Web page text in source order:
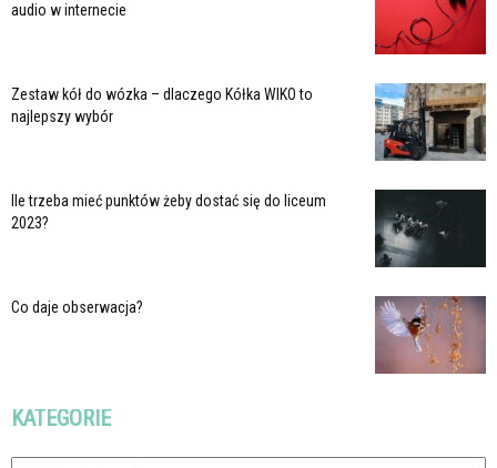
audio w internecie
Zestaw kół do wózka – dlaczego Kółka WIKO to
najlepszy wybór
Ile trzeba mieć punktów żeby dostać się do liceum
2023?
Co daje obserwacja?
KATEGORIE
Kategorie